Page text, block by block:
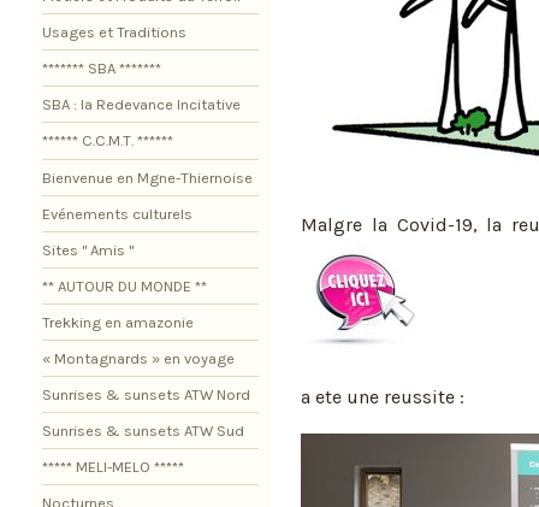
Malgre la Covid-19, la
a ete une reussite :
Usages et Traditions
******* SBA *******
SBA : la Redevance Incitative
****** C.C.M.T. ******
Bienvenue en Mgne-Thiernoise
Evénements culturels
Sites " Amis "
** AUTOUR DU MONDE **
Trekking en amazonie
« Montagnards » en voyage
Sunrises & sunsets ATW Nord
Sunrises & sunsets ATW Sud
***** MELI-MELO *****
Nocturnes